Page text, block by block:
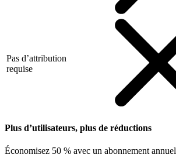
Pas d’attribution
requise
Plus d’utilisateurs, plus de réductions
Économisez 50 % avec un abonnement annuel